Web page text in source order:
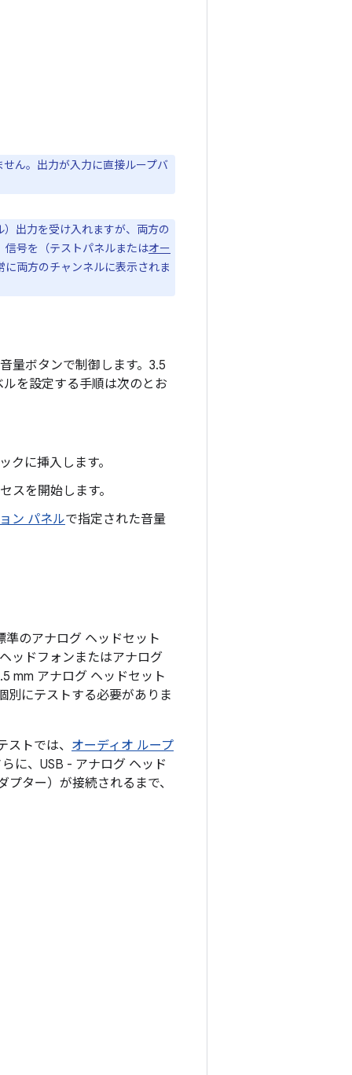
ん。出力が入力に直接ループバ
出力を受け入れますが、両方の
信号を（テストパネルまたはオー
両方のチャンネルに表示されま
量ボタンで制御します。3.5
を設定する手順は次のとお
クに挿入します。
スを開始します。
ン パネルで指定された音量
準のアナログ ヘッドセット
ッドフォンまたはアナログ
mm アナログ ヘッドセット
別にテストする必要がありま
トでは、 オーディオ ループ
に、USB - アナログ ヘッド
ター）が接続されるまで、